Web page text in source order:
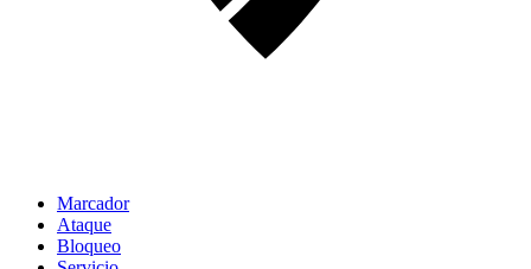
Marcador
Ataque
Bloqueo